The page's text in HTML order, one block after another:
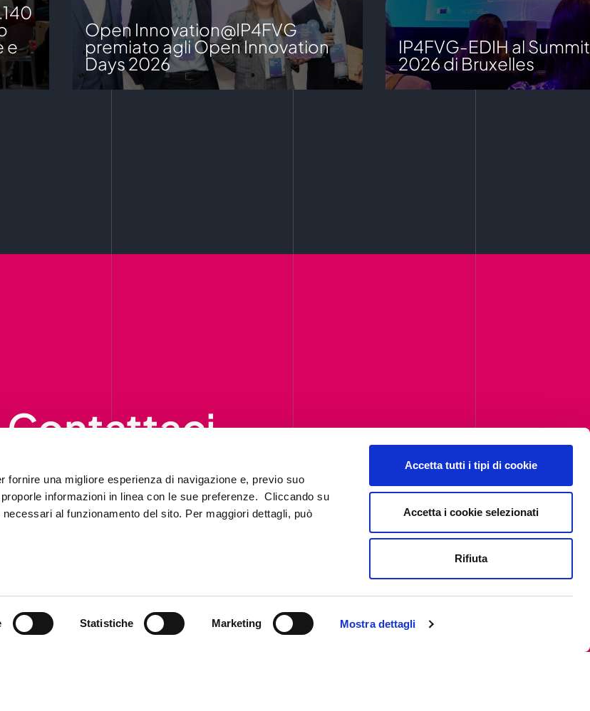
fornire una migliore esperienza di navigazione e, previo suo
informazioni in linea con le sue preferenze. Cliccando su
al funzionamento del sito. Per maggiori dettagli, può
Statistiche Marketing Mostra dettagli
Accetta tutti i tipi di cookie
Accetta i cookie selezionati
Rifiuta
e
Open Innovation@IP4FVG
premiato agli Open Innovation
Days 2026
IP4FVG-EDIH al
2026 di Bruxelles
Contattaci
il form per richiedere informazioni,
contatteremo al più presto.
Contattaci